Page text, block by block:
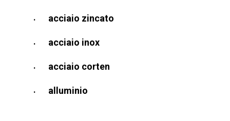
acciaio zincato
acciaio inox
acciaio corten
alluminio